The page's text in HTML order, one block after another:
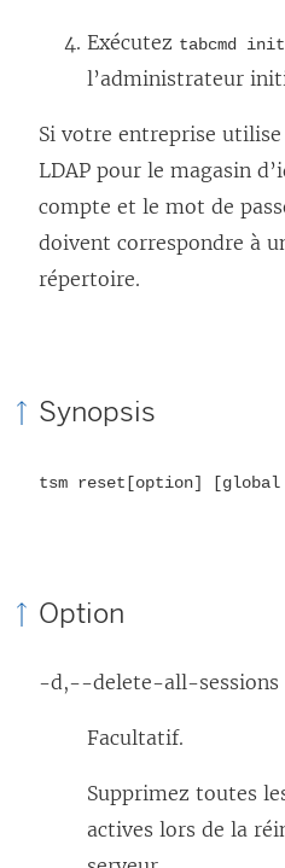
Exécutez tabcmd
l’administrateur
Si votre entreprise
LDAP pour le magasin
compte et le mot de
doivent correspondre à
répertoire.
Synopsis
tsm reset[option] [global
Option
-d,--delete-all-sessions
Facultatif.
Supprimez toutes
actives lors de la